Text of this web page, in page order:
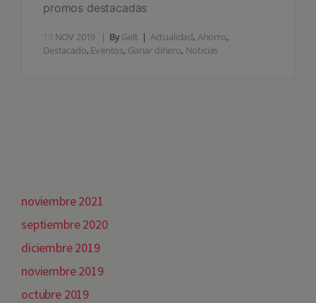
promos destacadas
13 NOV 2019 ByGelt Actualidad, Ahorro,
Destacado, Eventos, Ganar dinero, Noticias
noviembre 2021
septiembre 2020
diciembre 2019
noviembre 2019
octubre 2019